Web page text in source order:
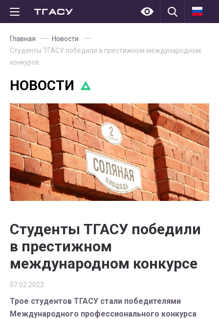
Главная
Новости
Студенты ТГАСУ победили в престижном международном
конкурсе
НОВОСТИ
Студенты ТГАСУ победили
в престижном
международном конкурсе
07.02.2022
Трое студентов ТГАСУ стали победителями
Международного профессионального конкурса